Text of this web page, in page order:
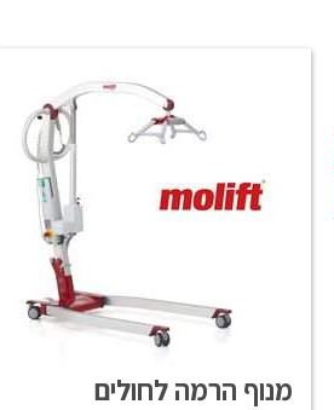
מנוף הרמה לחולים